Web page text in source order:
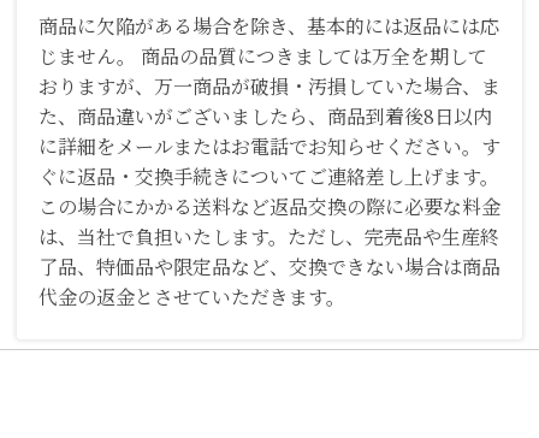
商品に欠陥がある場合を除き、基本的には返品には応
じません。 商品の品質につきましては万全を期して
おりますが、万一商品が破損・汚損していた場合、ま
た、商品違いがございましたら、商品到着後8日以内
に詳細をメールまたはお電話でお知らせください。す
ぐに返品・交換手続きについてご連絡差し上げます。
この場合にかかる送料など返品交換の際に必要な料金
は、当社で負担いたします。ただし、完売品や生産終
了品、特価品や限定品など、交換できない場合は商品
代金の返金とさせていただきます。